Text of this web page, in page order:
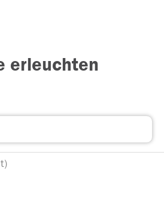
erleuchten